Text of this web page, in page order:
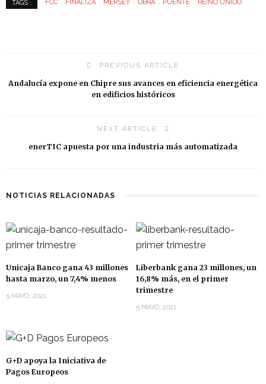
TAGS : FCC FINALIZA MERSEY OBRA PUENTE REINO UNIDO
PREVIOUS ARTICLE
Andalucía expone en Chipre sus avances en eficiencia energética
en edificios históricos
NEXT ARTICLE
enerTIC apuesta por una industria más automatizada
NOTICIAS RELACIONADAS
Unicaja Banco gana 43 millones
hasta marzo, un 7,4% menos
5 MAYO, 2021
Liberbank gana 23 millones, un
16,8% más, en el primer
trimestre
5 MAYO, 2021
G+D apoya la Iniciativa de
Pagos Europeos